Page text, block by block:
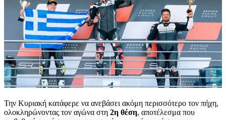
Την Κυριακή κατάφερε να ανεβάσει ακόμη περισσότερο τον πήχη,
ολοκληρώνοντας τον αγώνα στη 2η θέση, αποτέλεσμα που